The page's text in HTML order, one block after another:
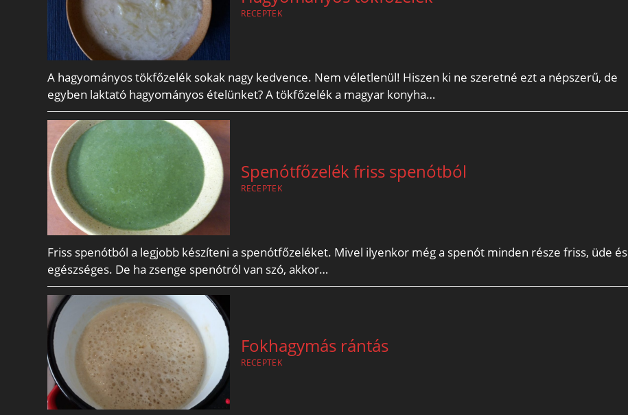
RECEPTEK
A hagyományos tökfőzelék sokak nagy kedvence. Nem véletlenül! Hiszen ki ne szeretné ezt a népszerű, de
egyben laktató hagyományos ételünket? A tökfőzelék a magyar konyha…
Spenótfőzelék friss spenótból
RECEPTEK
Friss spenótból a legjobb készíteni a spenótfőzeléket. Mivel ilyenkor még a spenót minden része friss, üde és
egészséges. De ha zsenge spenótról van szó, akkor…
Fokhagymás rántás
RECEPTEK